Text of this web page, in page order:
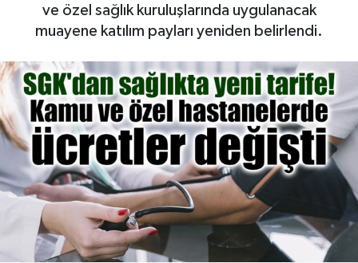
ve özel sağlık kuruluşlarında uygulanacak
muayene katılım payları yeniden belirlendi.
Gayrimenkul
Spor
Eğitim